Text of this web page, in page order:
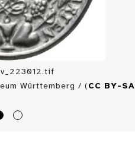
Württemberg / ( CC BY-SA